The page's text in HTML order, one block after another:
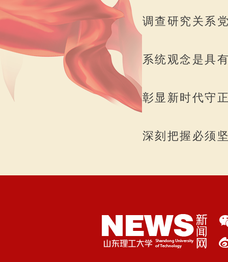
调查研究关系
系统观念是具
彰显新时代守
深刻把握必须